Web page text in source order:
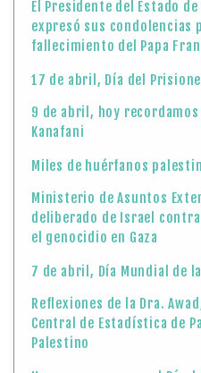
El Presidente del Estado
expresó sus condolencias
fallecimiento del Papa
17 de abril, Día del
9 de abril, hoy
Kanafani
Miles de huérfanos
Ministerio de Asuntos
deliberado de Israel
el genocidio en Gaza
7 de abril, Día Mundial de
Reflexiones de la Dra.
Central de Estadística de
Palestino